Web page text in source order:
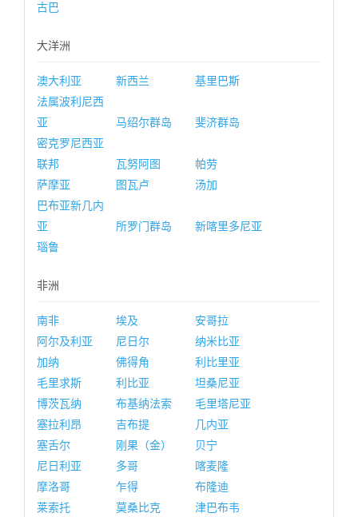
古巴
大洋洲
澳大利亚 新西兰
基里巴斯
法属波利尼西
亚
马绍尔群岛
斐济群岛
密克罗尼西亚
联邦
瓦努阿图
帕劳
萨摩亚
图瓦卢
汤加
巴布亚新几内
亚
所罗门群岛
新喀里多尼亚
瑙鲁
非洲
南非 埃及
安哥拉
阿尔及利亚
尼日尔
纳米比亚
加纳
佛得角
利比里亚
毛里求斯
利比亚
坦桑尼亚
博茨瓦纳
布基纳法索
毛里塔尼亚
塞拉利昂
吉布提
几内亚
塞舌尔
刚果（金）
贝宁
尼日利亚
多哥
喀麦隆
摩洛哥
乍得
布隆迪
莱索托
莫桑比克 津巴布韦